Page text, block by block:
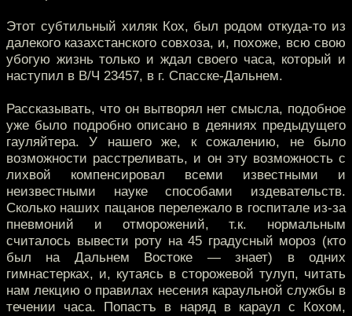
Этот субтильный хиляк Кох, был родом откуда-то из
далекого казахстанского совхоза, и, похоже, всю свою
убогую жизнь только и ждал своего часа, который и
наступил в В/Ч 23457, в г. Спасске-Дальнем.
Рассказывать, что он вытворял нет смысла, подобное
уже было подробно описано в деяниях предыдущего
гауляйтера. У нашего же, к сожалению, не было
возможности расстреливать, и он эту возможность с
лихвой компенсировал всеми известными и
неизвестными науке способами издевательств.
Сколько наших пацанов перележало в госпитале из-за
пневмоний и отморожений, т.к. нормальным
считалось вывести роту на 45 градусный мороз (кто
был на Дальнем Востоке — знает) в одних
гимнастерках, и, кутаясь в сторожевой тулуп, читать
нам лекцию о правилах несения караульной службы в
течении часа. Попастъ в наряд в караул с Кохом,